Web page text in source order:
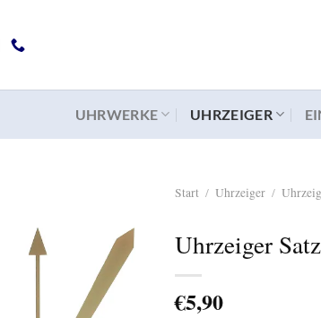
UHRWERKE UHRZEIGER
Auf
die
Wunschliste
Start / Uhrzeiger /
Uhrzeiger
€5,90